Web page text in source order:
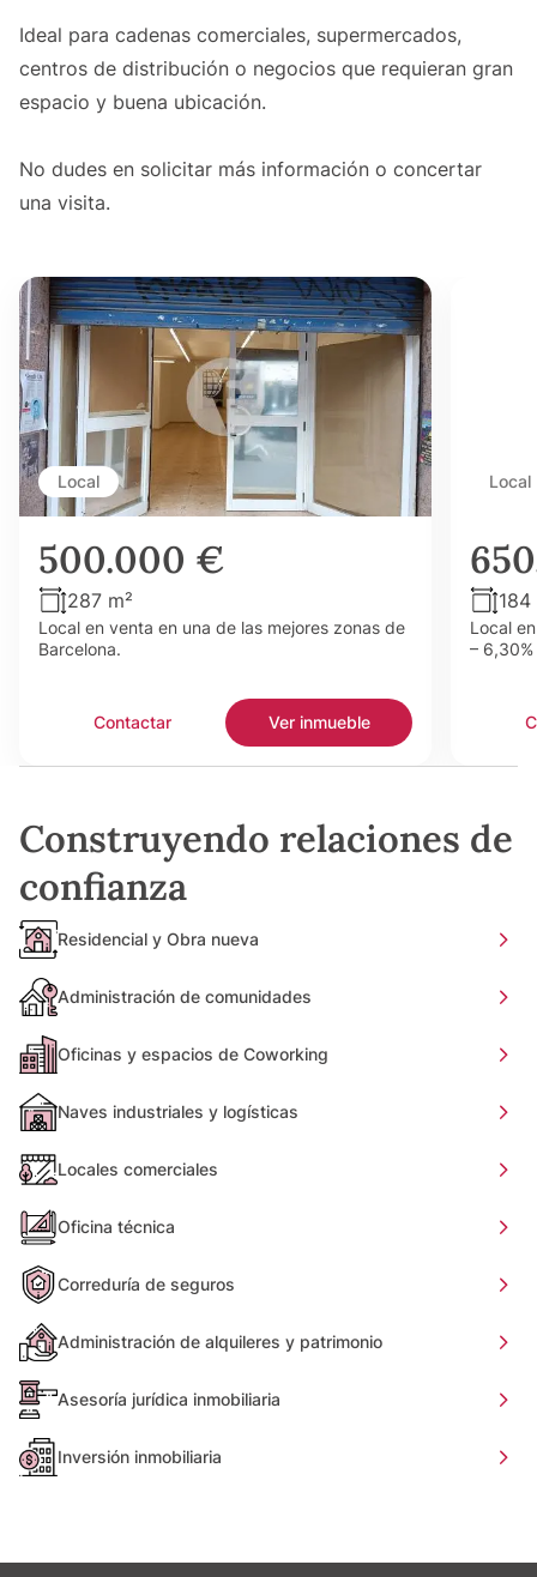
Ideal para cadenas comerciales, supermercados,
centros de distribución o negocios que requieran gran
espacio y buena ubicación.
No dudes en solicitar más información o concertar
una visita.
Local
500.000 €
287 m²
Local en venta en una de las mejores zonas de
Barcelona.
Contactar Ver inmueble
Local
184
Local
–
Construyendo relaciones de
confianza
Residencial y Obra nueva
Administración de comunidades
Oficinas y espacios de Coworking
Naves industriales y logísticas
Locales comerciales
Oficina técnica
Correduría de seguros
Administración de alquileres y patrimonio
Asesoría jurídica inmobiliaria
Inversión inmobiliaria